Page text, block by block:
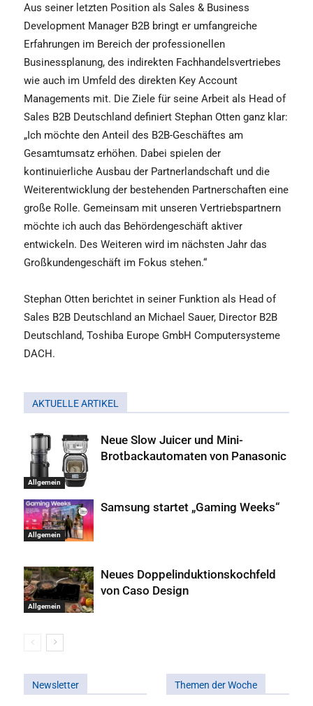
Aus seiner letzten Position als Sales & Business
Development Manager B2B bringt er umfangreiche
Erfahrungen im Bereich der professionellen
Businessplanung, des indirekten Fachhandelsvertriebes
wie auch im Umfeld des direkten Key Account
Managements mit. Die Ziele für seine Arbeit als Head of
Sales B2B Deutschland definiert Stephan Otten ganz klar:
„Ich möchte den Anteil des B2B-Geschäftes am
Gesamtumsatz erhöhen. Dabei spielen der
kontinuierliche Ausbau der Partnerlandschaft und die
Weiterentwicklung der bestehenden Partnerschaften eine
große Rolle. Gemeinsam mit unseren Vertriebspartnern
möchte ich auch das Behördengeschäft aktiver
entwickeln. Des Weiteren wird im nächsten Jahr das
Großkundengeschäft im Fokus stehen.“
Stephan Otten berichtet in seiner Funktion als Head of
Sales B2B Deutschland an Michael Sauer, Director B2B
Deutschland, Toshiba Europe GmbH Computersysteme
DACH.
AKTUELLE ARTIKEL
Allgemein
Neue Slow Juicer und Mini-
Brotbackautomaten von Panasonic
Allgemein
Samsung startet „Gaming Weeks“
Allgemein
Neues Doppelinduktionskochfeld
von Caso Design
Newsletter Themen der Woche